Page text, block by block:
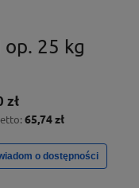
op. 25 kg
zł
65,74 zł
o dostępności